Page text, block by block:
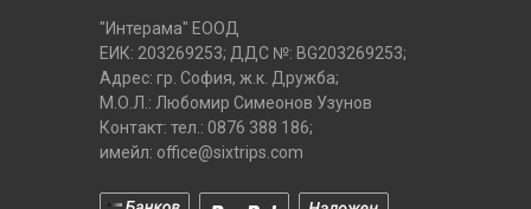
"Интерама" ЕООД
ЕИК: 203269253; ДДС №: BG203269253;
Адрес: гр. София, ж.к. Дружба;
М.О.Л.: Любомир Симеонов Узунов
Контакт: тел.: 0876 388 186;
имейл: office@sixtrips.com